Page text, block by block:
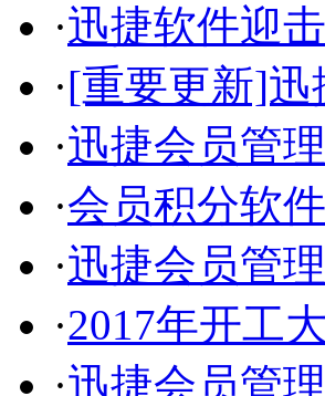
·迅捷软件迎
·[重要更新]迅
·迅捷会员管
·会员积分软
·迅捷会员管
·2017年开工
·迅捷会员管